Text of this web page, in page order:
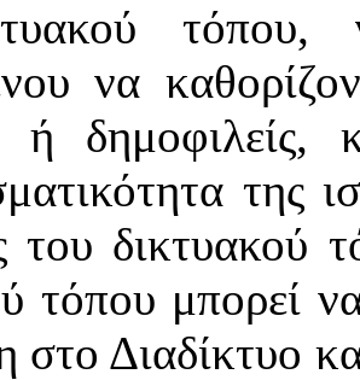
τόπου,
να
ή
της
του δικτυακού
τόπου μπορεί
στο Διαδίκτυο